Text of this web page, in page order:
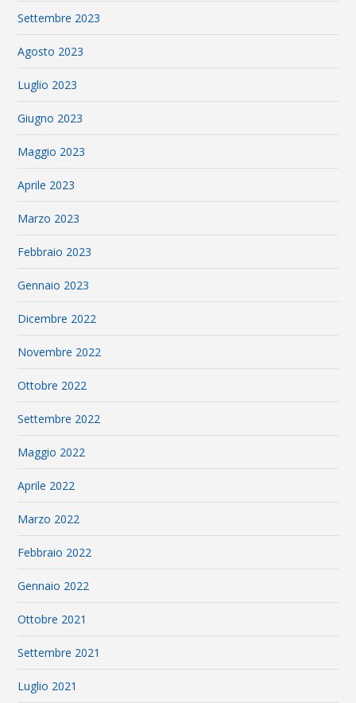
Settembre 2023
Agosto 2023
Luglio 2023
Giugno 2023
Maggio 2023
Aprile 2023
Marzo 2023
Febbraio 2023
Gennaio 2023
Dicembre 2022
Novembre 2022
Ottobre 2022
Settembre 2022
Maggio 2022
Aprile 2022
Marzo 2022
Febbraio 2022
Gennaio 2022
Ottobre 2021
Settembre 2021
Luglio 2021